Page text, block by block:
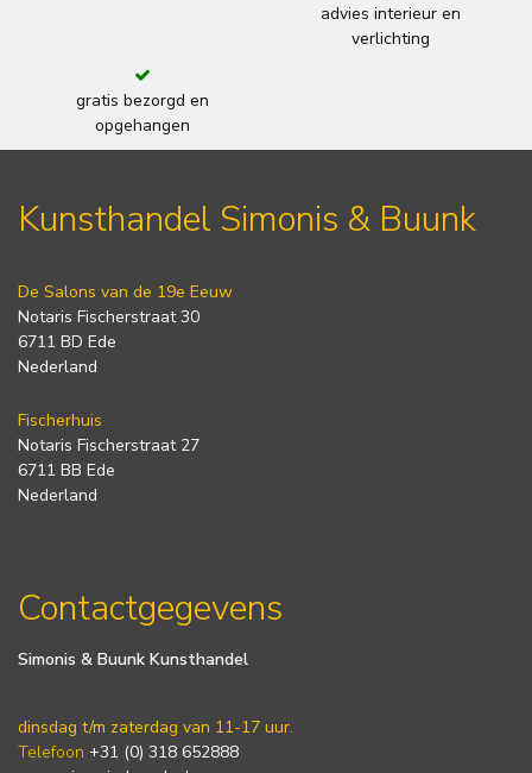
advies interieur en
verlichting
gratis bezorgd en
opgehangen
Kunsthandel Simonis & Buunk
De Salons van de 19e Eeuw
Notaris Fischerstraat 30
6711 BD Ede
Nederland
Fischerhuis
Notaris Fischerstraat 27
6711 BB Ede
Nederland
Contactgegevens
Simonis & Buunk Kunsthandel
dinsdag t/m zaterdag van 11-17 uur.
Telefoon +31 (0) 318 652888